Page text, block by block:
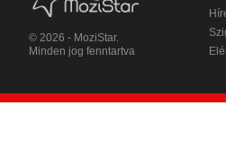
© 2026 - MoziStar.
Minden jog fenntartva